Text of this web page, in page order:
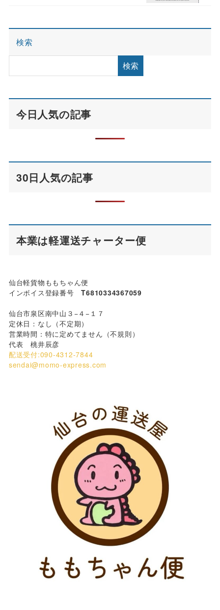
検索
検索
今日人気の記事
30日人気の記事
本業は軽運送チャーター便
仙台軽貨物ももちゃん便
インボイス登録番号T6810334367059
仙台市泉区南中山３−４−１７
定休日：なし（不定期）
営業時間：特に定めてません（不規則）
代表 桃井辰彦
配送受付:090-4312-7844
sendai@momo-express.com